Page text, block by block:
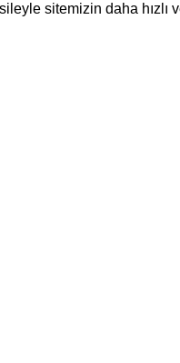
sitemizin daha hızlı